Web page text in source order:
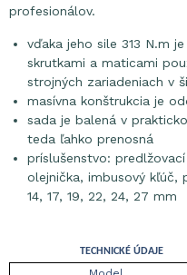
profesionálov.
vďaka jeho sile 313 N.m
skrutkami a maticami
strojných zariadeniach v
masívna konštrukcia je
sada je balená v
teda ľahko prenosná
príslušenstvo:
olejnička, imbusový kľúč,
14, 17, 19, 22, 24, 27 mm
TECHNICKÉ ÚDAJE